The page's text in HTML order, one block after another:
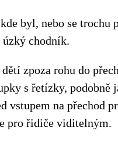
byl, nebo se trochu
chodník.
zpoza rohu do
s řetízky,
vstupem na přechod
pro řidiče viditelným.